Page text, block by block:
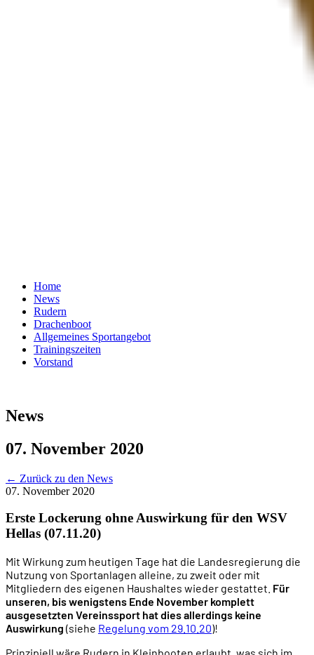
Home
News
Rudern
Drachenboot
Allgemeines Sportangebot
Trainingszeiten
Vorstand
News
07. November 2020
← Zurück zu den News
07. November 2020
Erste Lockerung ohne Auswirkung für den WSV
Hellas (07.11.20)
Mit Wirkung zum heutigen Tage hat die Landesregierung die
Nutzung von Sportanlagen alleine, zu zweit oder mit
Mitgliedern des eigenen Haushaltes wieder gestattet. Für
unseren, bis wenigstens Ende November komplett
ausgesetzten Vereinssport hat dies allerdings keine
Auswirkung (siehe Regelung vom 29.10.20)!